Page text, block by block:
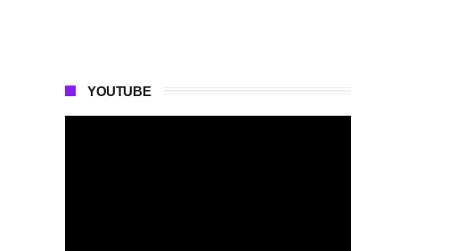
YOUTUBE